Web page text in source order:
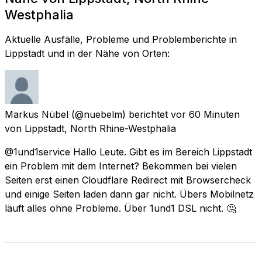
Westphalia
Aktuelle Ausfälle, Probleme und Problemberichte in
Lippstadt und in der Nähe von Orten:
Markus Nübel (@nuebelm) berichtet vor 60 Minuten
von Lippstadt, North Rhine-Westphalia
@1und1service Hallo Leute. Gibt es im Bereich Lippstadt
ein Problem mit dem Internet? Bekommen bei vielen
Seiten erst einen Cloudflare Redirect mit Browsercheck
und einige Seiten laden dann gar nicht. Übers Mobilnetz
läuft alles ohne Probleme. Über 1und1 DSL nicht. 🤔